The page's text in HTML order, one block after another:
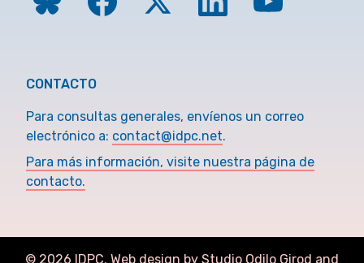
CONTACTO
Para consultas generales, envíenos un correo
electrónico a: contact@idpc.net.
Para más información, visite nuestra página de
contacto.
© 2026 IDPC. Web design by Studio Odilo Girod and